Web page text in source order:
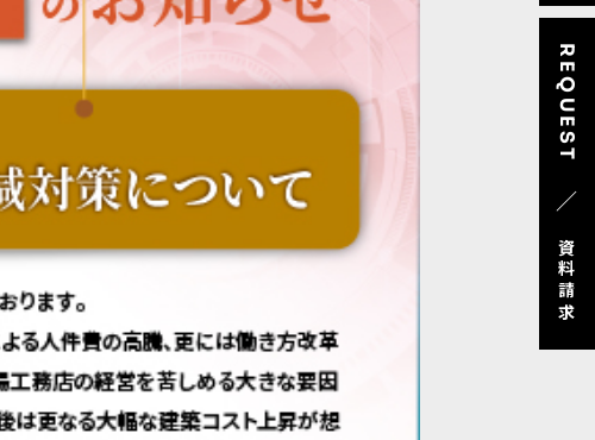
REQUEST
／
資料請求